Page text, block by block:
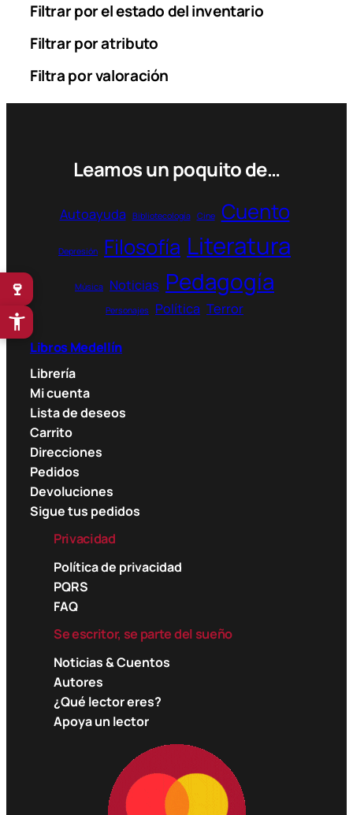
Filtrar por el estado del inventario
Filtrar por atributo
Filtra por valoración
Leamos un poquito de…
Autoayuda Bibliotecología Cine Cuento
Depresión Filosofía Literatura
Música Noticias Pedagogía
Personajes Política Terror
Libros Medellín
Librería
Mi cuenta
Lista de deseos
Carrito
Direcciones
Pedidos
Devoluciones
Sigue tus pedidos
Privacidad
Política de privacidad
PQRS
FAQ
Se escritor, se parte del sueño
Noticias & Cuentos
Autores
¿Qué lector eres?
Apoya un lector
🍷